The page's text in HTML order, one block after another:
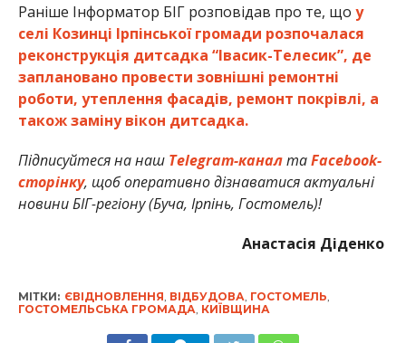
Раніше Інформатор БІГ розповідав про те, що у
селі Козинці Ірпінської громади розпочалася
реконструкція дитсадка “Івасик-Телесик”, де
заплановано провести зовнішні ремонтні
роботи, утеплення фасадів, ремонт покрівлі, а
також заміну вікон дитсадка.
Підписуйтеся на наш Telegram-канал таFacebook-
сторінку, щоб оперативно дізнаватися актуальні
новини БІГ-регіону (Буча, Ірпінь, Гостомель)!
Анастасія Діденко
МІТКИ: ЄВІДНОВЛЕННЯ ВІДБУДОВА ГОСТОМЕЛЬ
ГОСТОМЕЛЬСЬКА ГРОМАДА КИЇВЩИНА